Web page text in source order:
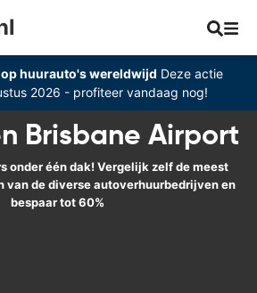
huurauto's wereldwijd Deze actie
2026 - profiteer vandaag nog!
Brisbane Airport
onder één dak! Vergelijk zelf de meest
van de diverse autoverhuurbedrijven en
bespaar tot 60%